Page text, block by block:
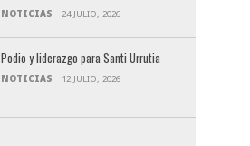
NOTICIAS 24 JULIO, 2026
Podio y liderazgo para Santi Urrutia
NOTICIAS 12 JULIO, 2026